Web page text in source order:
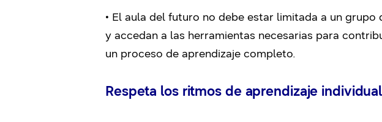
• El aula del futuro no debe estar limitada a un
y accedan a las herramientas necesarias para
un proceso de aprendizaje completo.
Respeta los ritmos de aprendizaje